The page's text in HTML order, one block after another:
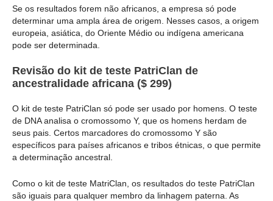
Se os resultados forem não africanos, a empresa só pode
determinar uma ampla área de origem. Nesses casos, a origem
europeia, asiática, do Oriente Médio ou indígena americana
pode ser determinada.
Revisão do kit de teste PatriClan de
ancestralidade africana ($ 299)
O kit de teste PatriClan só pode ser usado por homens. O teste
de DNA analisa o cromossomo Y, que os homens herdam de
seus pais. Certos marcadores do cromossomo Y são
específicos para países africanos e tribos étnicas, o que permite
a determinação ancestral.
Como o kit de teste MatriClan, os resultados do teste PatriClan
são iguais para qualquer membro da linhagem paterna. As